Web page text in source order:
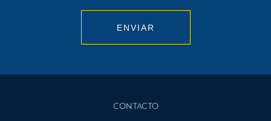
ENVIAR
CONTACTO